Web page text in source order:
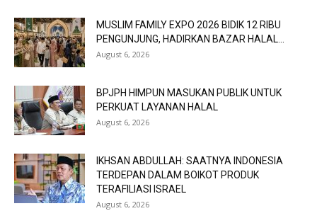
MUSLIM FAMILY EXPO 2026 BIDIK 12 RIBU
PENGUNJUNG, HADIRKAN BAZAR HALAL...
August 6, 2026
BPJPH HIMPUN MASUKAN PUBLIK UNTUK
PERKUAT LAYANAN HALAL
August 6, 2026
IKHSAN ABDULLAH: SAATNYA INDONESIA
TERDEPAN DALAM BOIKOT PRODUK
TERAFILIASI ISRAEL
August 6, 2026